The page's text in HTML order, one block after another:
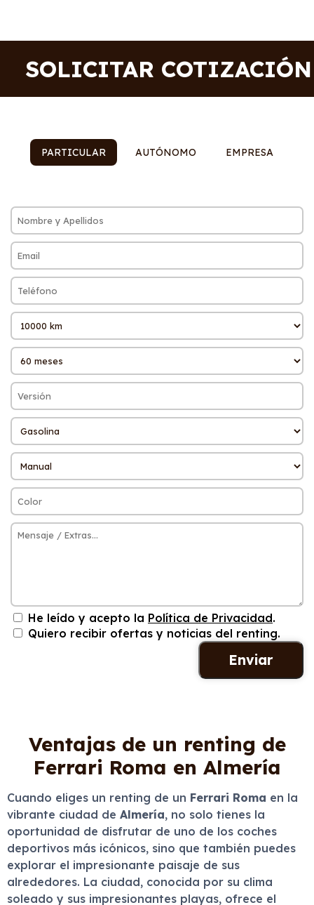
SOLICITAR COTIZACIÓN
PARTICULAR AUTÓNOMO EMPRESA
He leído y acepto la Política de Privacidad.
Quiero recibir ofertas y noticias del renting.
Ventajas de un renting de
Ferrari Roma en Almería
Cuando eliges un renting de un Ferrari Roma en la
vibrante ciudad de Almería, no solo tienes la
oportunidad de disfrutar de uno de los coches
deportivos más icónicos, sino que también puedes
explorar el impresionante paisaje de sus
alrededores. La ciudad, conocida por su clima
soleado y sus impresionantes playas, ofrece el